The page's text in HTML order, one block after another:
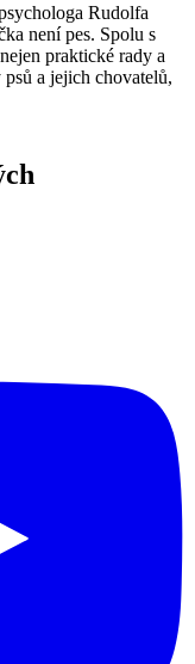
Rudolfa
není pes. Spolu s
praktické rady a
a jejich chovatelů,